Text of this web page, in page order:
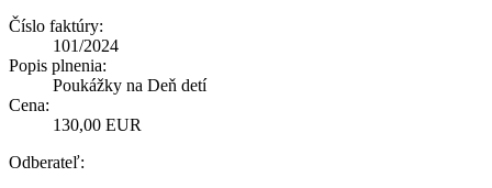
Číslo faktúry:
101/2024
Popis plnenia:
Poukážky na Deň detí
Cena:
130,00 EUR
Odberateľ: